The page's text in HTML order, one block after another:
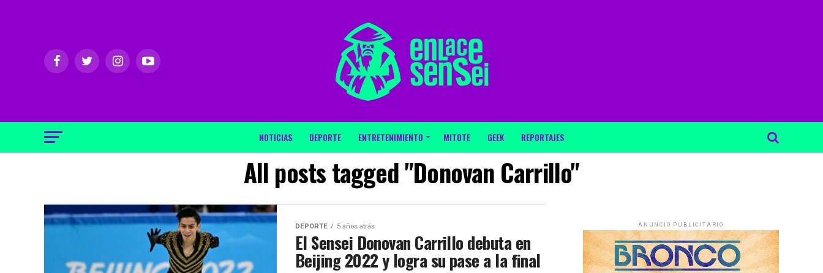
NOTICIAS DEPORTE ENTRETENIMIENTO MITOTE GEEK REPORTAJES
All posts tagged "Donovan Carrillo"
DEPORTE 5 años atrás
El Sensei Donovan Carrillo debuta en
Beijing 2022 y logra su pase a la final
ANUNCIO PUBLICITARIO